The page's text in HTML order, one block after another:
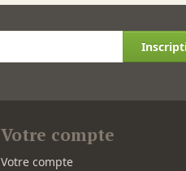
Votre compte
Votre compte